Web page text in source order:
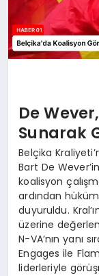
De
Sunarak
Belçika
Bart De
koalisyon
ardından
duyuruldu.
üzerine
N-VA’nın yanı
Engages ile
liderleriyle